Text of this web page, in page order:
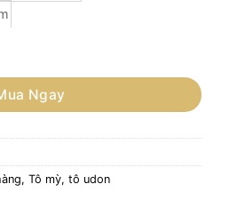
mỳ ramen, món ăn phong cách
Ngay
, Tô mỳ, tô udon